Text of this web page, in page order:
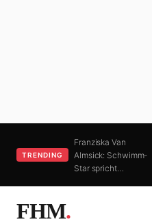
TRENDING
Franziska Van
Almsick: Schwimm-
Star spricht…
FHM.